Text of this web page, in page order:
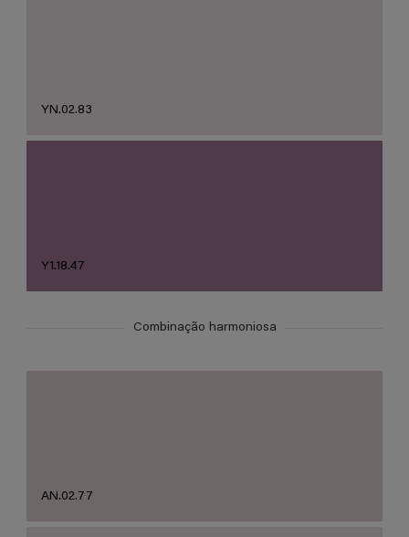
YN.02.83
Y1.18.47
Combinação harmoniosa
AN.02.77